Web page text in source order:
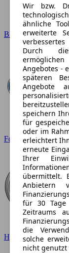
BMW
Ford
Hyundai
Wir bzw.
ähnliche
erweiterte
Durch
Angebotes -
späteren
Angebote
speichern
für
oder im
erleichtert
erneute
Ihrer
übermittelt.
Anbietern
für 30 Tage
Zeitraums
die
solche
nicht genutzt